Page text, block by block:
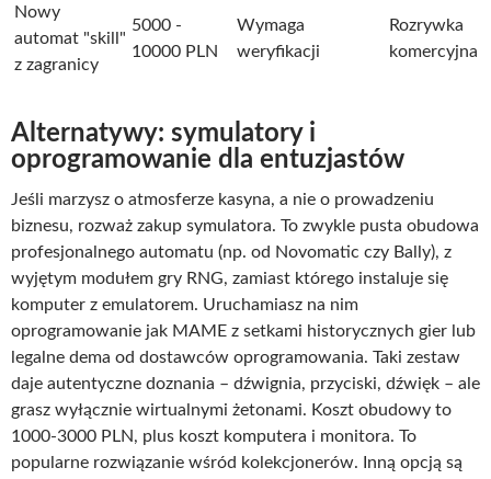
Nowy
automat "skill"
z zagranicy
5000 -
10000 PLN
Wymaga
weryfikacji
Rozrywka
komercyjna
Alternatywy: symulatory i
oprogramowanie dla entuzjastów
Jeśli marzysz o atmosferze kasyna, a nie o prowadzeniu
biznesu, rozważ zakup symulatora. To zwykle pusta obudowa
profesjonalnego automatu (np. od Novomatic czy Bally), z
wyjętym modułem gry RNG, zamiast którego instaluje się
komputer z emulatorem. Uruchamiasz na nim
oprogramowanie jak MAME z setkami historycznych gier lub
legalne dema od dostawców oprogramowania. Taki zestaw
daje autentyczne doznania – dźwignia, przyciski, dźwięk – ale
grasz wyłącznie wirtualnymi żetonami. Koszt obudowy to
1000-3000 PLN, plus koszt komputera i monitora. To
popularne rozwiązanie wśród kolekcjonerów. Inną opcją są